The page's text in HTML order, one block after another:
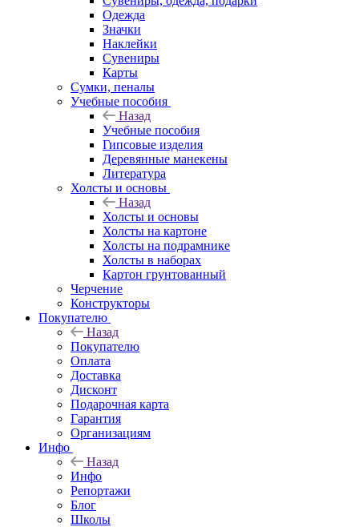
Одежда
Значки
Наклейки
Сувениры
Карты
Сумки, пеналы
Учебные пособия
Назад
Учебные пособия
Гипсовые изделия
Деревянные манекены
Литература
Холсты и основы
Назад
Холсты и основы
Холсты на картоне
Холсты на подрамнике
Холсты в наборах
Картон грунтованный
Черчение
Конструкторы
Покупателю
Назад
Покупателю
Оплата
Доставка
Дисконт
Подарочная карта
Гарантия
Организациям
Инфо
Назад
Инфо
Репортажи
Блог
Школы